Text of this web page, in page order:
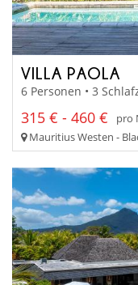
VILLA PAOLA
6 Personen • 3
315 € - 460 €
pro
Mauritius Westen -